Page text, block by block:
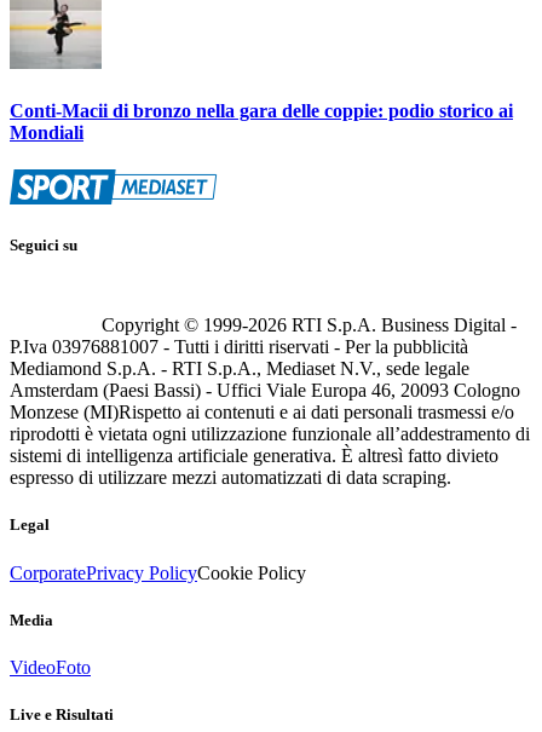
Conti-Macii di bronzo nella gara delle coppie: podio storico ai
Mondiali
Seguici su
Copyright © 1999-2026 RTI S.p.A. Business Digital -
P.Iva 03976881007 - Tutti i diritti riservati - Per la pubblicità
Mediamond S.p.A. - RTI S.p.A., Mediaset N.V., sede legale
Amsterdam (Paesi Bassi) - Uffici Viale Europa 46, 20093 Cologno
Monzese (MI)Rispetto ai contenuti e ai dati personali trasmessi e/o
riprodotti è vietata ogni utilizzazione funzionale all’addestramento di
sistemi di intelligenza artificiale generativa. È altresì fatto divieto
espresso di utilizzare mezzi automatizzati di data scraping.
Legal
CorporatePrivacy PolicyCookie Policy
Media
VideoFoto
Live e Risultati